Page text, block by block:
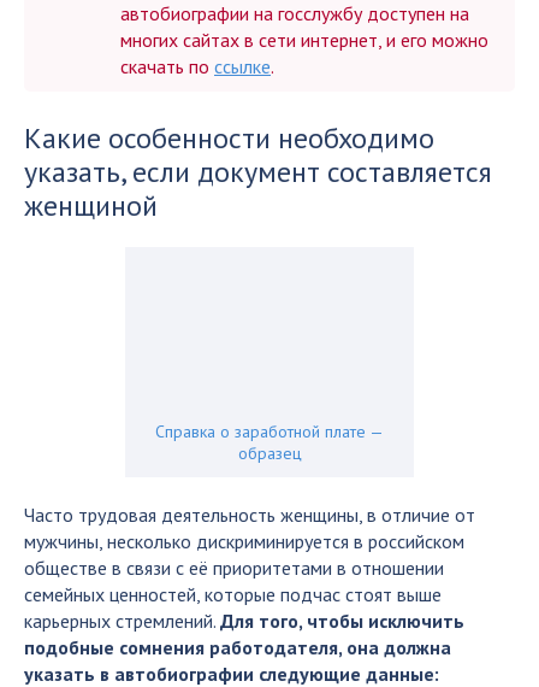
автобиографии на госслужбу доступен на
многих сайтах в сети интернет, и его можно
скачать по ссылке.
Какие особенности необходимо
указать, если документ составляется
женщиной
Справка о заработной плате —
образец
Часто трудовая деятельность женщины, в отличие от
мужчины, несколько дискриминируется в российском
обществе в связи с её приоритетами в отношении
семейных ценностей, которые подчас стоят выше
карьерных стремлений. Для того, чтобы исключить
подобные сомнения работодателя, она должна
указать в автобиографии следующие данные: